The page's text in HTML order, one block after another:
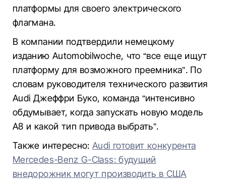
платформы для своего электрического
флагмана.
В компании подтвердили немецкому
изданию Automobilwoche, что “все еще ищут
платформу для возможного преемника”. По
словам руководителя технического развития
Audi Джеффри Буко, команда “интенсивно
обдумывает, когда запускать новую модель
A8 и какой тип привода выбрать”.
Также интересно:Audi готовит конкурента
Mercedes-Benz G-Class: будущий
внедорожник могут производить в США